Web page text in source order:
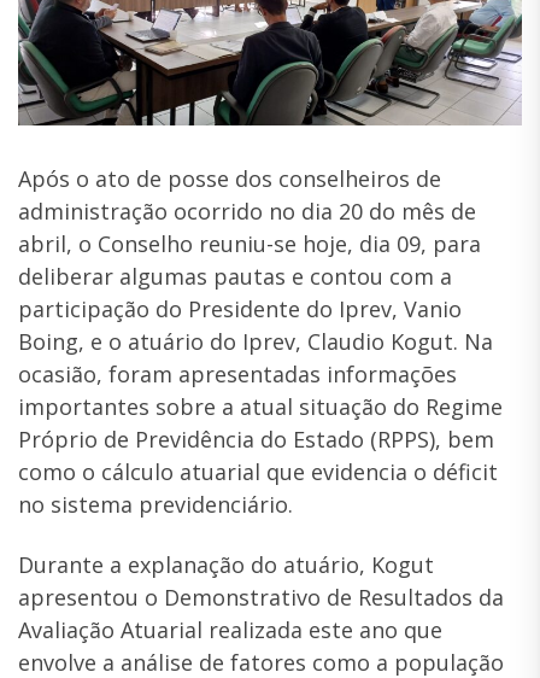
Após o ato de posse dos conselheiros de
administração ocorrido no dia 20 do mês de
abril, o Conselho reuniu-se hoje, dia 09, para
deliberar algumas pautas e contou com a
participação do Presidente do Iprev, Vanio
Boing, e o atuário do Iprev, Claudio Kogut. Na
ocasião, foram apresentadas informações
importantes sobre a atual situação do Regime
Próprio de Previdência do Estado (RPPS), bem
como o cálculo atuarial que evidencia o déficit
no sistema previdenciário.
Durante a explanação do atuário, Kogut
apresentou o Demonstrativo de Resultados da
Avaliação Atuarial realizada este ano que
envolve a análise de fatores como a população